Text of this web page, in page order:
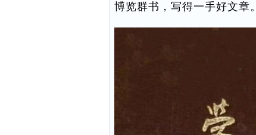
博览群书，写得一手好文章。